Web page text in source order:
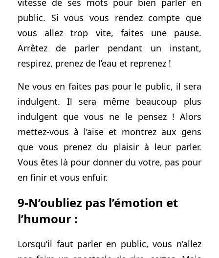
public. Si vous vous rendez compte que
vous allez trop vite, faites une pause.
Arrêtez de parler pendant un instant,
respirez, prenez de l’eau et reprenez !
Ne vous en faites pas pour le public, il sera
indulgent. Il sera même beaucoup plus
indulgent que vous ne le pensez ! Alors
mettez-vous à l’aise et montrez aux gens
que vous prenez du plaisir à leur parler.
Vous êtes là pour donner du votre, pas pour
en finir et vous enfuir.
9-N’oubliez pas l’émotion et
l’humour :
Lorsqu’il faut parler en public, vous n’allez